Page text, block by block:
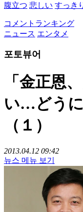
腹立つ 悲しい すっき
コメントランキング
ニュース エンタメ
포토뷰어
「金正恩
い…どうに
（１）
2013.04.12 09:42
뉴스 메뉴 보기